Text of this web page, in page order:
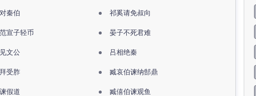
秦伯 祁奚请免叔向
宣子轻币 晏子不死君难
文公 吕相绝秦
受胙 臧哀伯谏纳郜鼎
假道 臧僖伯谏观鱼